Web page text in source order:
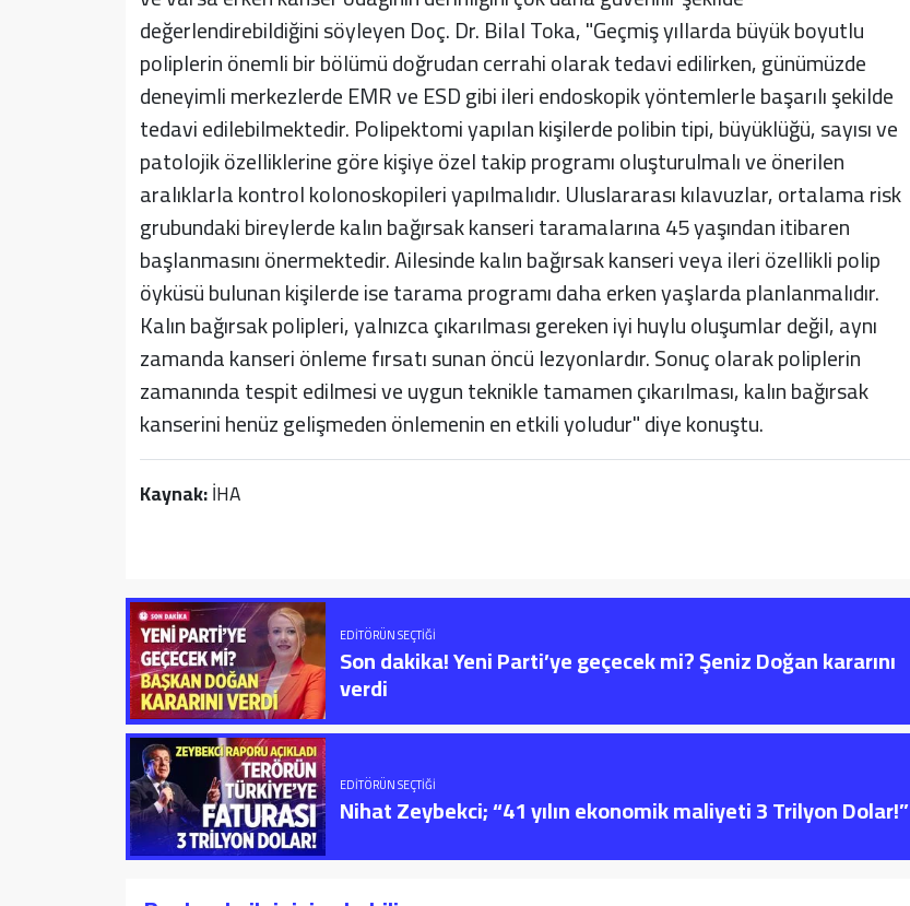
değerlendirebildiğini söyleyen Doç. Dr. Bilal Toka, "Geçmiş yıllarda büyük boyutlu
poliplerin önemli bir bölümü doğrudan cerrahi olarak tedavi edilirken, günümüzde
deneyimli merkezlerde EMR ve ESD gibi ileri endoskopik yöntemlerle başarılı şekilde
tedavi edilebilmektedir. Polipektomi yapılan kişilerde polibin tipi, büyüklüğü, sayısı ve
patolojik özelliklerine göre kişiye özel takip programı oluşturulmalı ve önerilen
aralıklarla kontrol kolonoskopileri yapılmalıdır. Uluslararası kılavuzlar, ortalama risk
grubundaki bireylerde kalın bağırsak kanseri taramalarına 45 yaşından itibaren
başlanmasını önermektedir. Ailesinde kalın bağırsak kanseri veya ileri özellikli polip
öyküsü bulunan kişilerde ise tarama programı daha erken yaşlarda planlanmalıdır.
Kalın bağırsak polipleri, yalnızca çıkarılması gereken iyi huylu oluşumlar değil, aynı
zamanda kanseri önleme fırsatı sunan öncü lezyonlardır. Sonuç olarak poliplerin
zamanında tespit edilmesi ve uygun teknikle tamamen çıkarılması, kalın bağırsak
kanserini henüz gelişmeden önlemenin en etkili yoludur" diye konuştu.
Kaynak:İHA
EDITÖRÜN SEÇTIĞI
Son dakika! Yeni Parti’ye geçecek mi? Şeniz Doğan kararını
verdi
EDITÖRÜN SEÇTIĞI
Nihat Zeybekci; “41 yılın ekonomik maliyeti 3 Trilyon Dolar!”